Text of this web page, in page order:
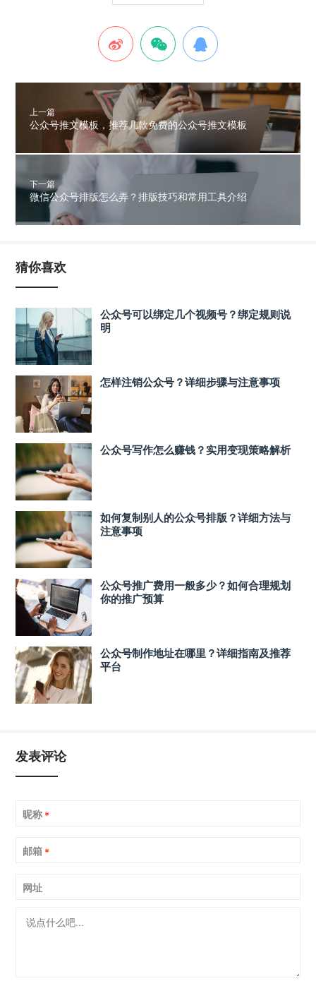
上一篇
公众号推文模板，推荐几款免费的公众号推文模板
下一篇
微信公众号排版怎么弄？排版技巧和常用工具介绍
猜你喜欢
公众号可以绑定几个视频号？绑定规则说
明
怎样注销公众号？详细步骤与注意事项
公众号写作怎么赚钱？实用变现策略解析
如何复制别人的公众号排版？详细方法与
注意事项
公众号推广费用一般多少？如何合理规划
你的推广预算
公众号制作地址在哪里？详细指南及推荐
平台
发表评论
昵称 *
邮箱 *
网址